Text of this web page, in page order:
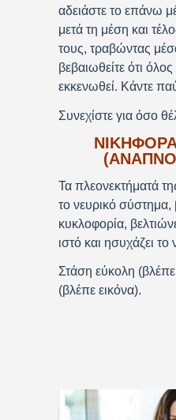
αδειάστε το επάνω
μετά τη μέση και
τους, τραβώντας
βεβαιωθείτε ότι
εκκενωθεί. Κάντε
Συνεχίστε για όσο
Τα πλεονεκτήματά της
το νευρικό σύστημα,
κυκλοφορία,
ιστό και ησυχάζει το
Στάση εύκολη
(βλέπε εικόνα).